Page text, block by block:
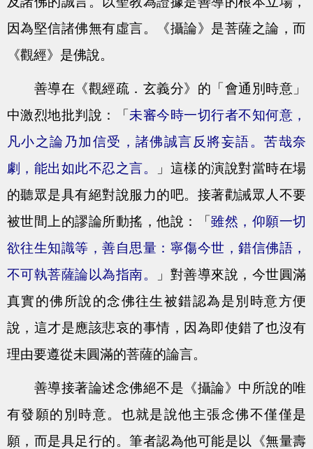
因為堅信諸佛無有虛言。《攝論》是菩薩之論，而
《觀經》是佛說。
善導在《觀經疏．玄義分》的「會通別時意」
中激烈地批判說：「 未審今時一切行者不知何意，
凡小之論乃加信受，諸佛誠言反將妄語。苦哉奈
劇，能出如此不忍之言。
」這樣的演說對當時在場
的聽眾是具有絕對說服力的吧。接著勸誡眾人不要
被世間上的謬論所動搖，他說：「雖然，仰願一切
欲往生知識等，善自思量：寧傷今世，錯信佛語，
不可執菩薩論以為指南。
」對善導來說，今世圓滿
真實的佛所說的念佛往生被錯認為是別時意方便
說，這才是應該悲哀的事情，因為即使錯了也沒有
理由要遵從未圓滿的菩薩的論言。
善導接著論述念佛絕不是《攝論》中所說的唯
有發願的別時意。也就是說他主張念佛不僅僅是
願，而是具足行的。筆者認為他可能是以《無量壽